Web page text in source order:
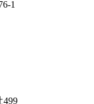
1
499